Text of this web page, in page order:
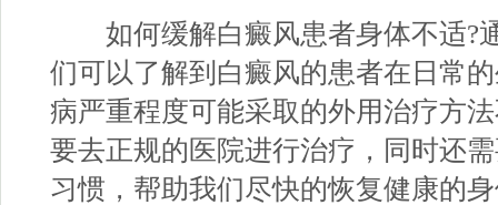
如何缓解白癜风患者身体不适?
们可以了解到白癜风的患者在日常
病严重程度可能采取的外用治疗方
要去正规的医院进行治疗，同时还
习惯，帮助我们尽快的恢复健康的